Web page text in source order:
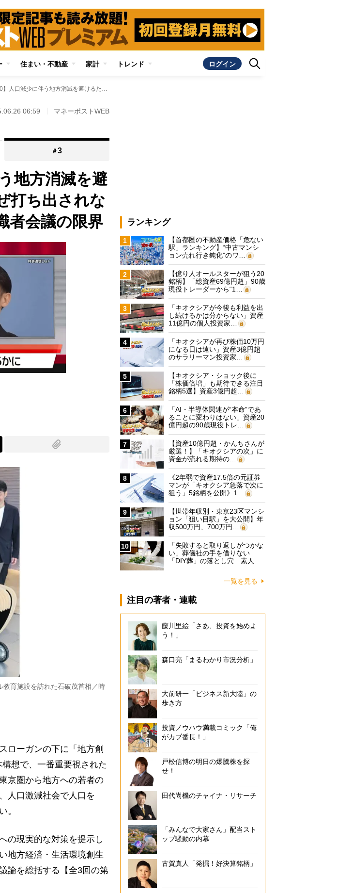
住まい・不動産 家計 トレンド ログイン
【地方創生2.0】人口減少に伴う地方消滅を避けるための「集約政策」がなぜ打ち出されないのか？ 政治的タブーと有識者会議の限界
06:59 マネーポストWEB
＃3
地方消滅を避
打ち出されな
者会議の限界
育施設を訪れた石破茂首相／時
ローガンの下に「地方創
想で、一番重要視された
京圏から地方への若者の
人口激減社会で人口を
。
の現実的な対策を提示し
地方経済・生活環境創生
論を総括する【全3回の第
ランキング
1
【首都圏の不動産価格「危ない
駅」ランキング】“中古マンシ
ョン売れ行き鈍化”のワ…
2
【億り人オールスターが狙う20
銘柄】「総資産69億円超」90歳
現役トレーダーから“1…
3
「キオクシアが今後も利益を出
し続けるかは分からない」資産
11億円の個人投資家…
4
「キオクシアが再び株価10万円
になる日は遠い」資産3億円超
のサラリーマン投資家…
5
【キオクシア・ショック後に
「株価倍増」も期待できる注目
銘柄5選】資産3億円超…
6
「AI・半導体関連が“本命”であ
ることに変わりはない」資産20
億円超の90歳現役トレ…
7
【資産10億円超・かんちさんが
厳選！】「キオクシアの次」に
資金が流れる期待の…
8
《2年弱で資産17.5倍の元証券
マンが「キオクシア急落で次に
狙う」5銘柄を公開》1…
9
【世帯年収別・東京23区マンシ
ョン「狙い目駅」を大公開】年
収500万円、700万円…
10
「失敗すると取り返しがつかな
い」葬儀社の手を借りない
「DIY葬」の落とし穴 素人
一覧を見る
注目の著者・連載
藤川里絵「さあ、投資を始めよ
う！」
森口亮「まるわかり市況分析」
大前研一「ビジネス新大陸」の
歩き方
投資ノウハウ満載コミック「俺
がカブ番長！」
戸松信博の明日の爆騰株を探
せ！
田代尚機のチャイナ・リサーチ
「みんなで大家さん」配当スト
ップ騒動の内幕
古賀真人「発掘！好決算銘柄」